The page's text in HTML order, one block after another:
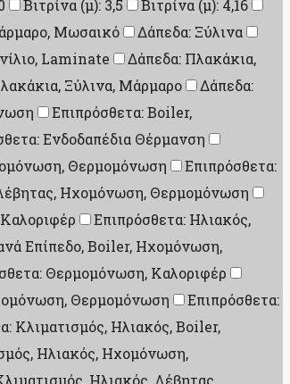
Βιτρίνα (μ): 3,5
Βιτρίνα (μ): 4,16
Μωσαικό
Δάπεδα: Ξύλινα
Laminate
Δάπεδα: Πλακάκια,
Ξύλινα, Μάρμαρο
Δάπεδα:
Επιπρόσθετα: Boiler,
Ενδοδαπέδια Θέρμανση
Θερμομόνωση
Επιπρόσθετα:
Ηχομόνωση, Θερμομόνωση
Επιπρόσθετα: Ηλιακός,
Επίπεδο, Boiler, Ηχομόνωση,
Θερμομόνωση, Καλοριφέρ
Θερμομόνωση
Επιπρόσθετα:
Κλιματισμός, Ηλιακός, Boiler,
Ηλιακός, Ηχομόνωση,
Ηλιακός, Λέβητας,